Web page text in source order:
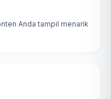
Anda tampil menarik